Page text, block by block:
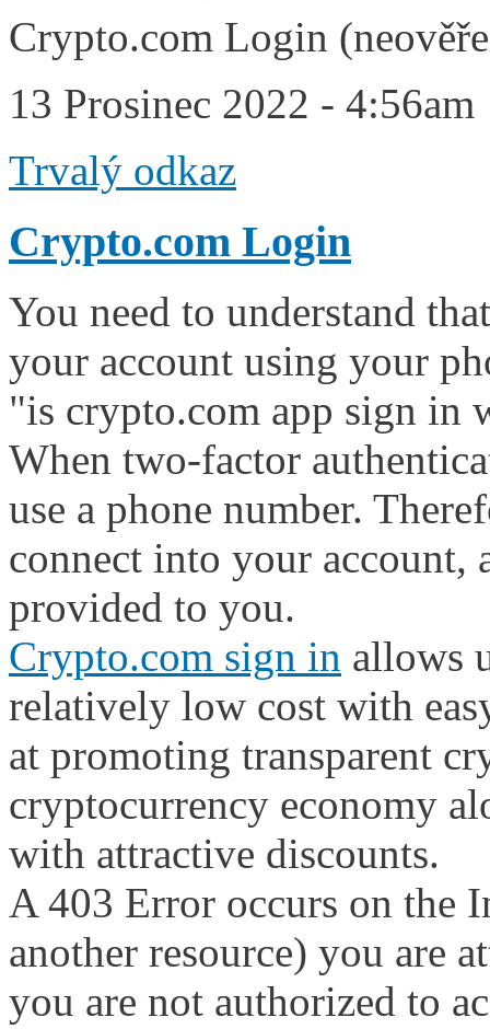
Crypto.com Login
13 Prosinec 2022 - 4:56am
Trvalý odkaz
Crypto.com Login
You need to understand
your account using your
"is crypto.com app sign in
When two-factor
use a phone number.
connect into your account,
provided to you.
Crypto.com sign in allows
relatively low cost with
at promoting transparent
cryptocurrency economy
with attractive discounts.
A 403 Error occurs on the
another resource) you are
you are not authorized to